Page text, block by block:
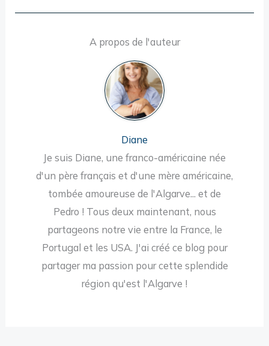
A propos de l'auteur
Diane
Je suis Diane, une franco-américaine née
d'un père français et d'une mère américaine,
tombée amoureuse de l'Algarve... et de
Pedro ! Tous deux maintenant, nous
partageons notre vie entre la France, le
Portugal et les USA. J'ai créé ce blog pour
partager ma passion pour cette splendide
région qu'est l'Algarve !